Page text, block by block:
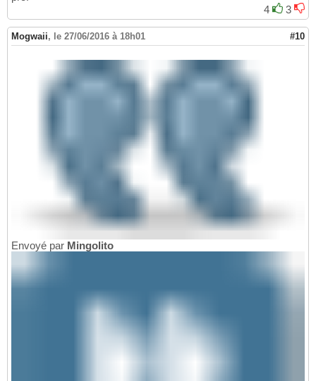
4
3
Mogwaii, le 27/06/2016 à 18h01 #10
Envoyé par Mingolito